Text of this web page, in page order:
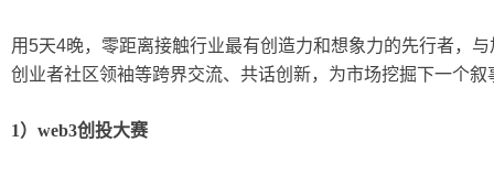
用 5天4晚，零距离接触行业最有创造力和想象力的先行者，
创业者社区领袖等跨界交流、共话创新，为市场挖掘下一个叙
1）web3创投大赛